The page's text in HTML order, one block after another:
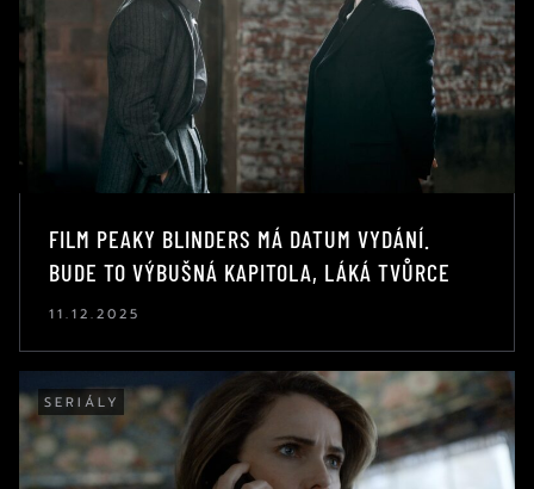
FILM PEAKY BLINDERS MÁ DATUM VYDÁNÍ.
BUDE TO VÝBUŠNÁ KAPITOLA, LÁKÁ TVŮRCE
11.12.2025
SERIÁLY